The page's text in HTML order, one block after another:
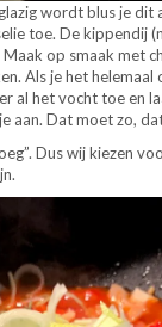
wordt blus je
toe. De kippendij
op smaak met
Als je het helemaal
al het vocht toe en
aan. Dat moet zo,
Dus wij kiezen